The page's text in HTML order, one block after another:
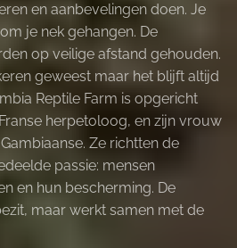
en aanbevelingen doen. Je
je nek gehangen. De
op veilige afstand gehouden.
geweest maar het blijft altijd
Reptile Farm is opgericht
herpetoloog, en zijn vrouw
Ze richtten de
passie: mensen
en hun bescherming. De
maar werkt samen met de